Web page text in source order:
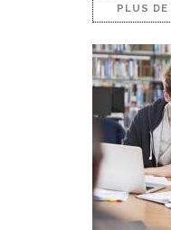
PLUS DE